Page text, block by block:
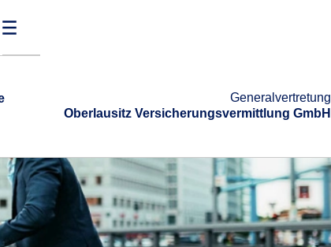
Generalvertretung
Oberlausitz Versicherungsvermittlung GmbH